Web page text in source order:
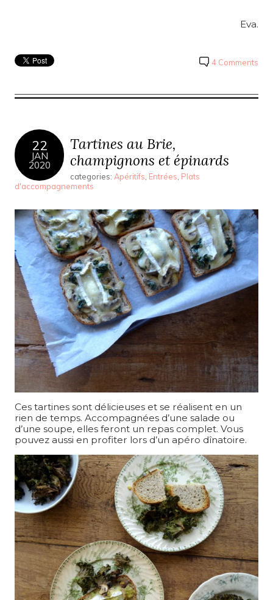
Eva.
4 Comments
22
JAN
2020
Tartines au Brie,
champignons et épinards
categories: Apéritifs, Entrées, Plats
d'accompagnements
Ces tartines sont délicieuses et se réalisent en un
rien de temps. Accompagnées d’une salade ou
d’une soupe, elles feront un repas complet. Vous
pouvez aussi en profiter lors d’un apéro dînatoire.